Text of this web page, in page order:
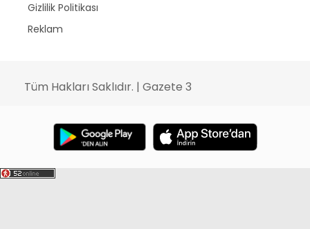
Gizlilik Politikası
Reklam
Tüm Hakları Saklıdır. | Gazete 3